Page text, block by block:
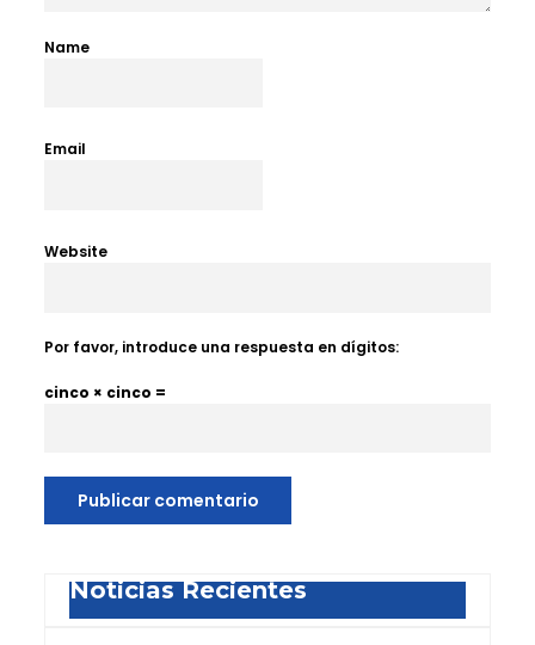
Name
Email
Website
Por favor, introduce una respuesta en dígitos:
cinco × cinco =
Noticias Recientes